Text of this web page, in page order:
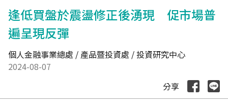
逢低買盤於震盪修正後湧現 促市場普
遍呈現反彈
個人金融事業總處 / 產品暨投資處 / 投資研究中心
2024-08-07
分享